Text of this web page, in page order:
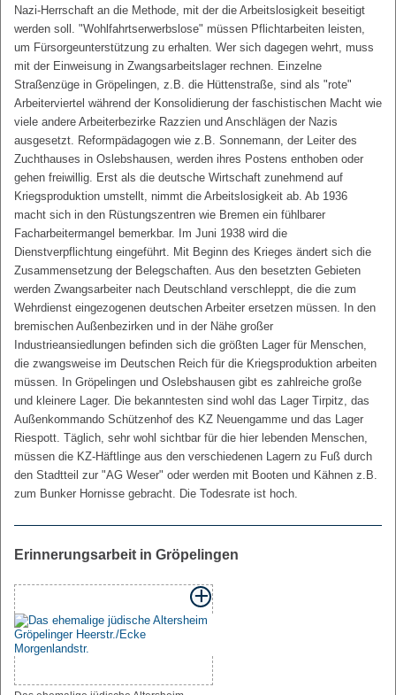
Nazi-Herrschaft an die Methode, mit der die Arbeitslosigkeit beseitigt
werden soll. "Wohlfahrtserwerbslose" müssen Pflichtarbeiten leisten,
um Fürsorgeunterstützung zu erhalten. Wer sich dagegen wehrt, muss
mit der Einweisung in Zwangsarbeitslager rechnen. Einzelne
Straßenzüge in Gröpelingen, z.B. die Hüttenstraße, sind als "rote"
Arbeiterviertel während der Konsolidierung der faschistischen Macht wie
viele andere Arbeiterbezirke Razzien und Anschlägen der Nazis
ausgesetzt. Reformpädagogen wie z.B. Sonnemann, der Leiter des
Zuchthauses in Oslebshausen, werden ihres Postens enthoben oder
gehen freiwillig. Erst als die deutsche Wirtschaft zunehmend auf
Kriegsproduktion umstellt, nimmt die Arbeitslosigkeit ab. Ab 1936
macht sich in den Rüstungszentren wie Bremen ein fühlbarer
Facharbeitermangel bemerkbar. Im Juni 1938 wird die
Dienstverpflichtung eingeführt. Mit Beginn des Krieges ändert sich die
Zusammensetzung der Belegschaften. Aus den besetzten Gebieten
werden Zwangsarbeiter nach Deutschland verschleppt, die die zum
Wehrdienst eingezogenen deutschen Arbeiter ersetzen müssen. In den
bremischen Außenbezirken und in der Nähe großer
Industrieansiedlungen befinden sich die größten Lager für Menschen,
die zwangsweise im Deutschen Reich für die Kriegsproduktion arbeiten
müssen. In Gröpelingen und Oslebshausen gibt es zahlreiche große
und kleinere Lager. Die bekanntesten sind wohl das Lager Tirpitz, das
Außenkommando Schützenhof des KZ Neuengamme und das Lager
Riespott. Täglich, sehr wohl sichtbar für die hier lebenden Menschen,
müssen die KZ-Häftlinge aus den verschiedenen Lagern zu Fuß durch
den Stadtteil zur "AG Weser" oder werden mit Booten und Kähnen z.B.
zum Bunker Hornisse gebracht. Die Todesrate ist hoch.
Erinnerungsarbeit in Gröpelingen